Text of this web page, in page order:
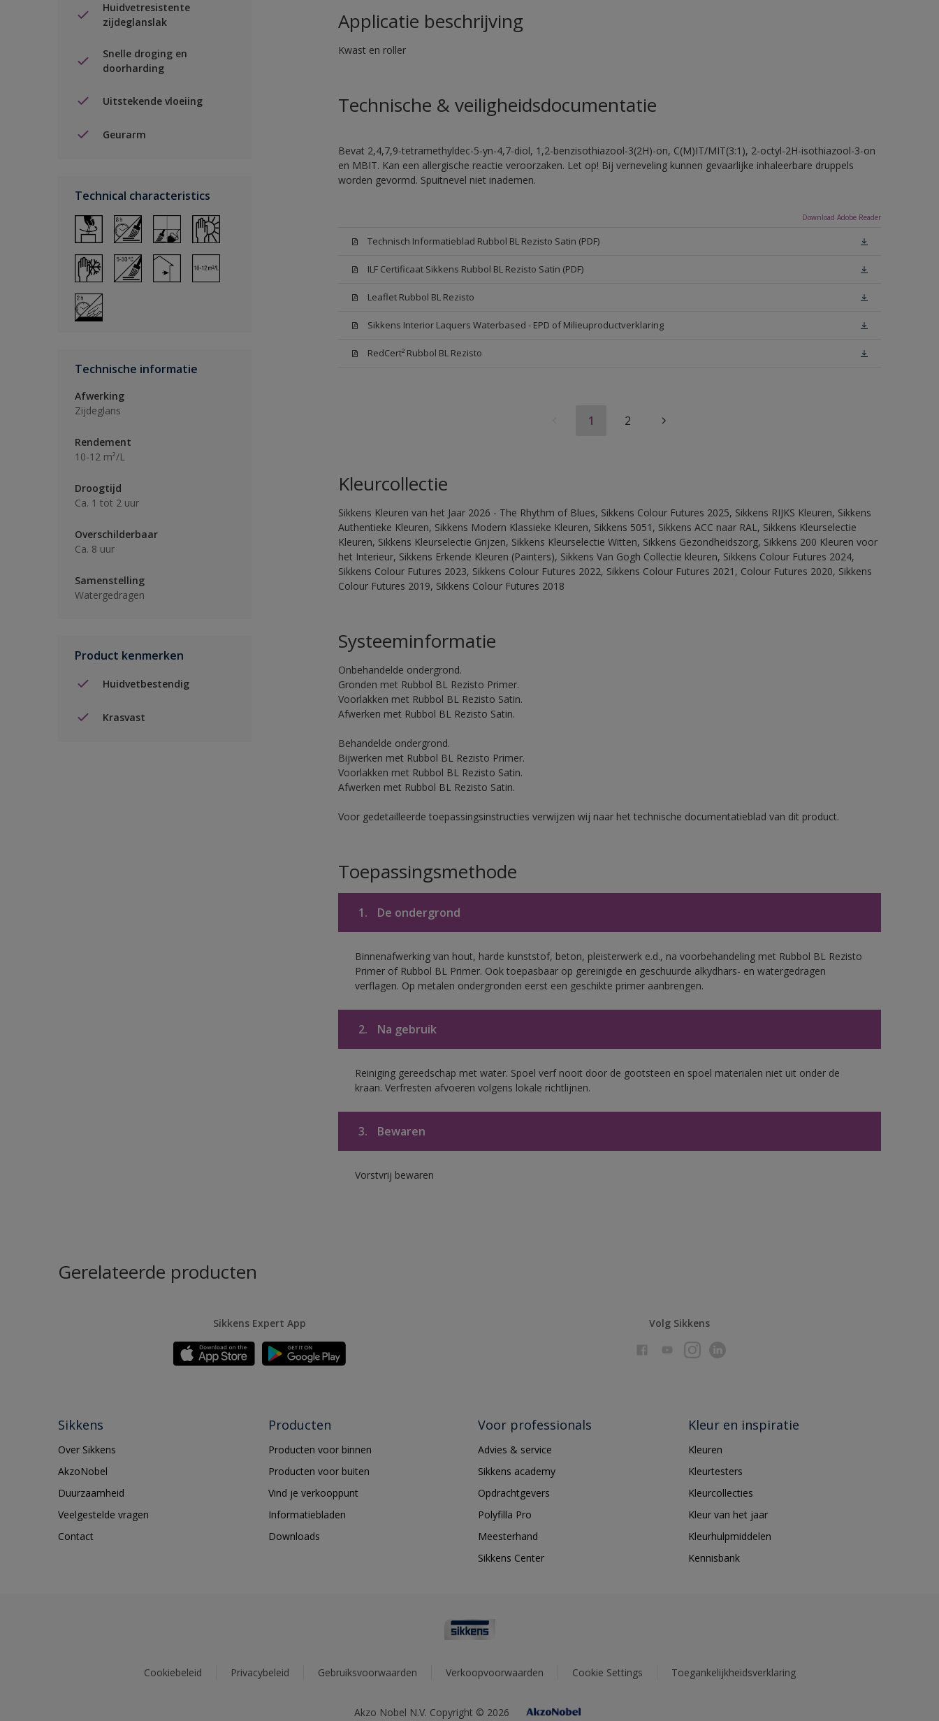
Huidvetresistente
zijdeglanslak
Snelle droging en
doorharding
Uitstekende vloeiing
Geurarm
Technical characteristics
Technische informatie
Afwerking
Zijdeglans
Rendement
10-12 m²/L
Droogtijd
Ca. 1 tot 2 uur
Overschilderbaar
Ca. 8 uur
Samenstelling
Watergedragen
Product kenmerken
Huidvetbestendig
Krasvast
Applicatie beschrijving
Kwast en roller
Technische & veiligheidsdocumentatie
Bevat 2,4,7,9-tetramethyldec-5-yn-4,7-diol, 1,2-benzisothiazool-3(2H)-on, C(M)IT/MIT(3:1), 2-octyl-2H-isothiazool-3-on
en MBIT. Kan een allergische reactie veroorzaken. Let op! Bij verneveling kunnen gevaarlijke inhaleerbare druppels
worden gevormd. Spuitnevel niet inademen.
Download Adobe Reader
Technisch Informatieblad Rubbol BL Rezisto Satin (PDF)
ILF Certificaat Sikkens Rubbol BL Rezisto Satin (PDF)
Leaflet Rubbol BL Rezisto
Sikkens Interior Laquers Waterbased - EPD of Milieuproductverklaring
RedCert² Rubbol BL Rezisto
1 2
Kleurcollectie
Sikkens Kleuren van het Jaar 2026 - The Rhythm of Blues, Sikkens Colour Futures 2025, Sikkens RIJKS Kleuren, Sikkens
Authentieke Kleuren, Sikkens Modern Klassieke Kleuren, Sikkens 5051, Sikkens ACC naar RAL, Sikkens Kleurselectie
Kleuren, Sikkens Kleurselectie Grijzen, Sikkens Kleurselectie Witten, Sikkens Gezondheidszorg, Sikkens 200 Kleuren voor
het Interieur, Sikkens Erkende Kleuren (Painters), Sikkens Van Gogh Collectie kleuren, Sikkens Colour Futures 2024,
Sikkens Colour Futures 2023, Sikkens Colour Futures 2022, Sikkens Colour Futures 2021, Colour Futures 2020, Sikkens
Colour Futures 2019, Sikkens Colour Futures 2018
Systeeminformatie
Onbehandelde ondergrond.
Gronden met Rubbol BL Rezisto Primer.
Voorlakken met Rubbol BL Rezisto Satin.
Afwerken met Rubbol BL Rezisto Satin.
Behandelde ondergrond.
Bijwerken met Rubbol BL Rezisto Primer.
Voorlakken met Rubbol BL Rezisto Satin.
Afwerken met Rubbol BL Rezisto Satin.
Voor gedetailleerde toepassingsinstructies verwijzen wij naar het technische documentatieblad van dit product.
Toepassingsmethode
1. De ondergrond
Binnenafwerking van hout, harde kunststof, beton, pleisterwerk e.d., na voorbehandeling met Rubbol BL Rezisto
Primer of Rubbol BL Primer. Ook toepasbaar op gereinigde en geschuurde alkydhars- en watergedragen
verflagen. Op metalen ondergronden eerst een geschikte primer aanbrengen.
2. Na gebruik
Reiniging gereedschap met water. Spoel verf nooit door de gootsteen en spoel materialen niet uit onder de
kraan. Verfresten afvoeren volgens lokale richtlijnen.
3. Bewaren
Vorstvrij bewaren
Gerelateerde producten
Sikkens Expert App Volg Sikkens
Sikkens
Over Sikkens
AkzoNobel
Duurzaamheid
Veelgestelde vragen
Contact
Producten
Producten voor binnen
Producten voor buiten
Vind je verkooppunt
Informatiebladen
Downloads
Voor professionals
Advies & service
Sikkens academy
Opdrachtgevers
Polyfilla Pro
Meesterhand
Sikkens Center
Kleur en inspiratie
Kleuren
Kleurtesters
Kleurcollecties
Kleur van het jaar
Kleurhulpmiddelen
Kennisbank
Cookiebeleid Privacybeleid Gebruiksvoorwaarden Verkoopvoorwaarden Cookie Settings Toegankelijkheidsverklaring
Akzo Nobel N.V. Copyright © 2026